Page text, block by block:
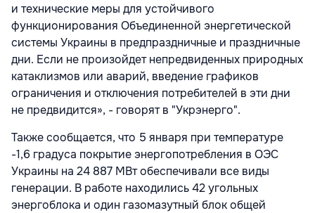
и технические меры для устойчивого
функционирования Объединенной энергетической
системы Украины в предпраздничные и праздничные
дни. Если не произойдет непредвиденных природных
катаклизмов или аварий, введение графиков
ограничения и отключения потребителей в эти дни
не предвидится», - говорят в "Укрэнерго".
Также сообщается, что 5 января при температуре
-1,6 градуса покрытие энергопотребления в ОЭС
Украины на 24 887 МВт обеспечивали все виды
генерации. В работе находились 42 угольных
энергоблока и один газомазутный блок общей